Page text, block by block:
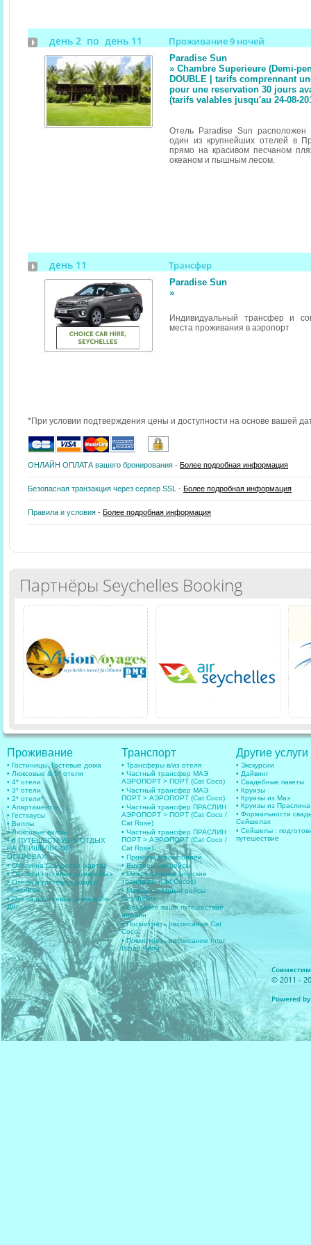
день 2 по день 11 Проживание 9 ночей
Paradise Sun
» Chambre Superieure (Demi-
DOUBLE | tarifs comprennant
pour une reservation 30 jours
(tarifs valables jusqu'au 24-08-
Отель Paradise Sun расположен
один из крупнейших отелей в
прямо на красивом песчаном
океаном и пышным лесом.
день 11 Трансфер
Paradise Sun
»
Индивидуальный трансфер и
места проживания в аэропорт
*При условии подтверждения цены и доступности на основе вашей
ОНЛАЙН ОПЛАТА вашего бронирования - Более подробная информация
Безопасная транзакция через сервер SSL - Более подробная информация
Правила и условия - Более подробная информация
Партнёры Seychelles Booking
Проживание
• Гостиницы, Гостевые дома
• Люксовые & 5* отели
• 4* отели
• 3* отели
• 2* отели*
• Апартаменты
• Гестхаусы
• Виллы
• Люксовые виллы
• 6 ПУТЕШЕСТВИЕ & ОТДЫХ
НА СЕЙШЕЛЬСКИХ
ОСТРОВАХ
• Отели на Сейшелах (карта)
• Отели и гостевые дома в Маэ
• Отели и гостевые дома в
Праслине
• Отели и гостевые дома в Ля-
Диг
Транспорт
• Трансферы в/из отеля
• Частный трансфер МАЭ
АЭРОПОРТ > ПОРТ (Cat Coco)
• Частный трансфер МАЭ
ПОРТ > АЭРОПОРТ (Cat Coco)
• Частный трансфер ПРАСЛИН
АЭРОПОРТ > ПОРТ (Cat Coco /
Cat Rose)
• Частный трансфер ПРАСЛИН
ПОРТ > АЭРОПОРТ (Cat Coco /
Cat Rose)
• Прокаты автомобилей
• Внутренние рейсы
• Межостровные морские
транферы (Cat Cocos)
• Международные рейсы
Seychelles
• Создайте ваше путешествие
онлайн
• Посмотреть расписание Cat
Coco
• Посмотреть расписание Inter
Island Ferry
Другие услуги
• Экскурсии
• Дайвинг
• Свадебные пакеты
• Круизы
• Круизы из Маэ
• Круизы из Праслина
• Формальности
Сейшелах
• Сейшелы :
путешествие
© 2011 -
Powered by